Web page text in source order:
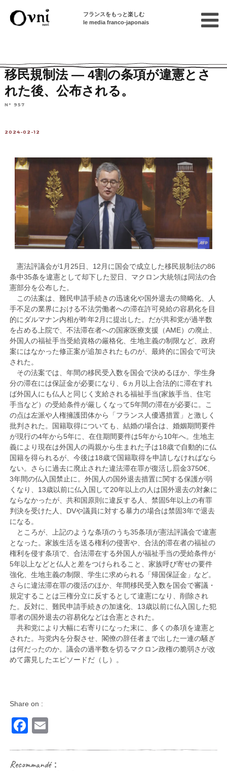
フランスをもっと楽しむ
le media franco-japonais
移民規制法 ― 4割の条項が違憲とさ
れた後、公布される。
N° 957
2024-02-12
憲法評議会が1月25日、12月に国会で成立した移民規制法の86
条中35条を違憲として却下した翌日、マクロン大統領は同法の合
憲部分を公布した。
この法案は、難民申請手続きの迅速化や国外退去の簡略化、人
手不足の業界における不法労働者への滞在許可発給の容易化を目
的にダルマナン内相が昨年2月に提出した。だが共和党が過半数
を占める上院で、不法滞在者への国家医療支援（AME）の廃止、
外国人の福祉手当受給資格の厳格化、生地主義の制限など、政府
案にはなかった修正案が追加されたものが、最終的に国会で可決
された。
その法案では、年間の移民受入数を国会で決めるほか、学生身
分の滞在には保証金が必要になり、6ヵ月以上合法的に滞在すれ
ば外国人にも仏人と同じく支給される福祉手当(家族手当、住宅
手当など）の受給条件が厳しくなって5年間の滞在が必要に。こ
の点は左派や人権擁護団体から「フランス人優遇措置」と激しく
批判された。国籍取得についても、結婚の場合は、婚姻期間要件
が現行の4年から5年に、在住期間要件は5年から10年へ。生地主
義により現在は外国人の両親から生まれた子は18歳で自動的に仏
国籍を得られるが、今後は18歳で国籍取得を申請しなければなら
ない。さらに過去に廃止された違法滞在罪が復活し罰金3750€、
3年間の仏入国禁止に。外国人の国外退去措置に関する保護が弱
くなり、13歳以前に仏入国して20年以上の人は国外退去の対象に
ならなかったが、共和国原則に違反する人、禁固5年以上の有罪
判決を受けた人、DVや議員に対する暴力の場合は禁固3年で退去
になる。
ところが、上記のような条項のうち35条項が憲法評議会で違憲
となった。家族生活を送る権利の侵害や、合法的滞在者の福祉の
権利を侵す条項で、合法滞在する外国人が福祉手当の受給条件が
5年以上などと仏人と差をつけられること、家族呼び寄せの要件
強化、生地主義の制限、学生に求められる「帰国保証金」など。
さらに違法滞在罪の復活のほか、年間移民受入数を国会で審議・
規定することは三権分立に反するとして違憲になり、削除され
た。反対に、難民申請手続きの加速化、13歳以前に仏入国した犯
罪者の国外退去の容易化などは合憲とされた。
共和党により大幅に右寄りになった末に、多くの条項を違憲と
された。与党内を分裂させ、閣僚の辞任者まで出した一連の騒ぎ
は何だったのか。議会の過半数を切るマクロン政権の脆弱さが改
めて露見したエピソードだ（し）。
Share on :
Facebook
Recommandé：